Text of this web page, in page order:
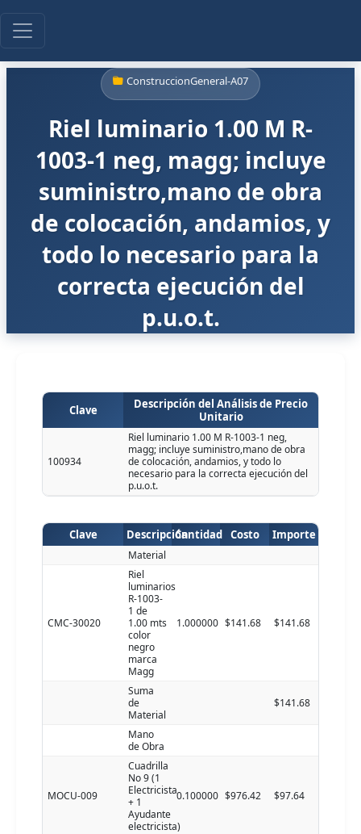
ConstruccionGeneral-A07
Riel luminario 1.00 M R-
1003-1 neg, magg; incluye
suministro,mano de obra
de colocación, andamios, y
todo lo necesario para la
correcta ejecución del
p.u.o.t.
Clave
Descripción del Análisis de Precio
Unitario
100934
Riel luminario 1.00 M R-1003-1 neg,
magg; incluye suministro,mano de obra
de colocación, andamios, y todo lo
necesario para la correcta ejecución del
p.u.o.t.
Clave DescripciónCantidad Costo Importe
Material
CMC-30020
Riel
luminarios
R-1003-
1 de
1.00 mts
color
negro
marca
Magg
1.000000 $141.68 $141.68
Suma
de
Material
$141.68
Mano
de Obra
MOCU-009
Cuadrilla
No 9 (1
Electricista
+ 1
Ayudante
electricista)
0.100000 $976.42 $97.64